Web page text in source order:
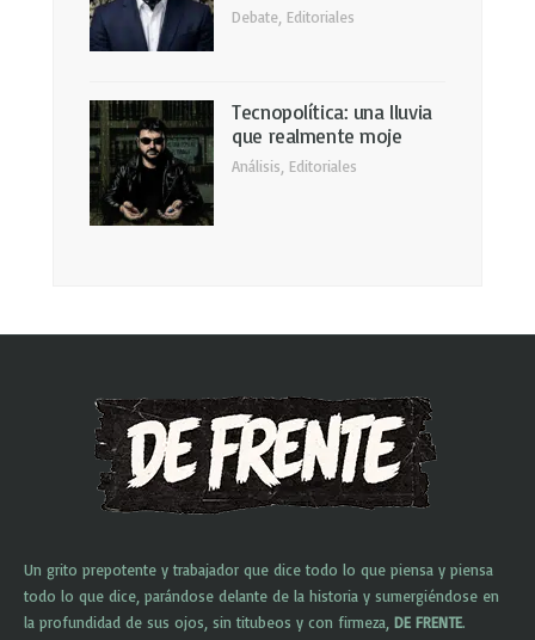
Debate Editoriales
Tecnopolítica: una lluvia
que realmente moje
Análisis, Editoriales
Un grito prepotente y trabajador que dice todo lo que piensa y piensa
todo lo que dice, parándose delante de la historia y sumergiéndose en
la profundidad de sus ojos, sin titubeos y con firmeza, DE FRENTE.